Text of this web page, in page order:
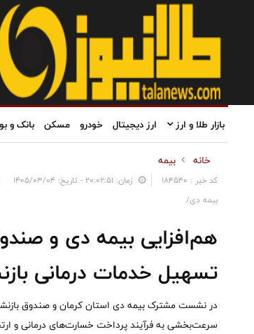
بازار طلا و ارز ارز دیجیتال خودرو مسکن بانک و
خانه بیمه
کد خبر : 184540 زمان: ۲۰:۰۲:۵۱ - تاریخ: ۱۴۰۵/۰۳/۰۴
بیمه دی/
هم‌افزایی بیمه دی و
تسهیل خدمات درمانی
در نشست مشترک بیمه دی استان کرمان و صندوق
سرعت‌بخشی به فرآیند پرداخت خسارت‌های درمانی و